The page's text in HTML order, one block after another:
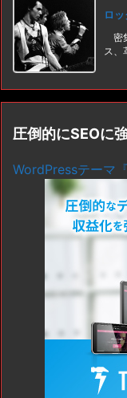
ロ
密
ス、
圧倒的にSEOに
WordPressテーマ